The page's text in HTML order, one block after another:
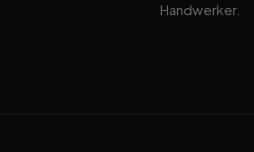
Handwerker.